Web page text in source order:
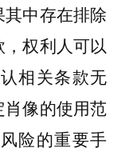
中存在排除
权利人可以
相关条款无
像的使用范
险的重要手